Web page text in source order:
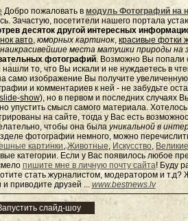
Добро пожаловать в модуль Фотографий на
Зачастую, посетители нашего портала
десяток другой интересных
авто, юморныхкартинок, красивые фотки
наикрасивейшие места матушки природы на
фотографий. Возможно Вы попали
то, что Вы искали и не нуждаетесь в
само изображение Вы получите увеличенную
и комментариев к ней - не забудьте
show), но в первом и последних случаях
упустить смысл самого материала.
на сайте, тогда у Вас есть
чтобы она была уникальной в
фотографии немного, можно
картинки,Животные, Искусство,
категории. Если у Вас появилось любое
пишите мне в личную почту сайта! Буду
стать журналистом, модератором и т.д?
приводите друзей ... www.bestnews.lv